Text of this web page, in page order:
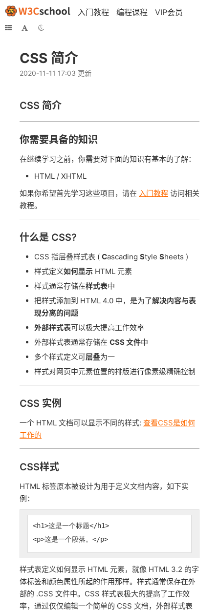
入门教程 编程课程 VIP会员
CSS 简介
2020-11-11 17:03 更新
CSS 简介
你需要具备的知识
在继续学习之前，你需要对下面的知识有基本的了解：
HTML / XHTML
如果你希望首先学习这些项目，请在 入门教程 访问相关
教程。
什么是 CSS?
CSS 指层叠样式表 ( Cascading Style Sheets )
样式定义如何显示 HTML 元素
样式通常存储在样式表中
把样式添加到 HTML 4.0 中，是为了解决内容与表
现分离的问题
外部样式表可以极大提高工作效率
外部样式表通常存储在 CSS 文件中
多个样式定义可层叠为一
样式对网页中元素位置的排版进行像素级精确控制
CSS 实例
一个 HTML 文档可以显示不同的样式: 查看CSS是如何
工作的
CSS样式
HTML 标签原本被设计为用于定义文档内容，如下实
例：
<h1>这是一个标题</h1>
<p>这是一个段落。</p>
样式表定义如何显示 HTML 元素，就像 HTML 3.2 的字
体标签和颜色属性所起的作用那样。样式通常保存在外
部的 .CSS 文件中。CSS 样式表极大的提高了工作效
率，通过仅仅编辑一个简单的 CSS 文档，外部样式表